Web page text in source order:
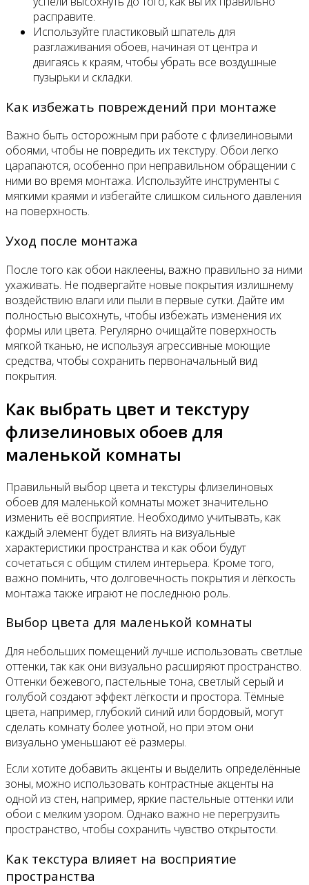
расправите.
Используйте пластиковый шпатель для
разглаживания обоев, начиная от центра и
двигаясь к краям, чтобы убрать все воздушные
пузырьки и складки.
Как избежать повреждений при монтаже
Важно быть осторожным при работе с флизелиновыми
обоями, чтобы не повредить их текстуру. Обои легко
царапаются, особенно при неправильном обращении с
ними во время монтажа. Используйте инструменты с
мягкими краями и избегайте слишком сильного давления
на поверхность.
Уход после монтажа
После того как обои наклеены, важно правильно за ними
ухаживать. Не подвергайте новые покрытия излишнему
воздействию влаги или пыли в первые сутки. Дайте им
полностью высохнуть, чтобы избежать изменения их
формы или цвета. Регулярно очищайте поверхность
мягкой тканью, не используя агрессивные моющие
средства, чтобы сохранить первоначальный вид
покрытия.
Как выбрать цвет и текстуру
флизелиновых обоев для
маленькой комнаты
Правильный выбор цвета и текстуры флизелиновых
обоев для маленькой комнаты может значительно
изменить её восприятие. Необходимо учитывать, как
каждый элемент будет влиять на визуальные
характеристики пространства и как обои будут
сочетаться с общим стилем интерьера. Кроме того,
важно помнить, что долговечность покрытия и лёгкость
монтажа также играют не последнюю роль.
Выбор цвета для маленькой комнаты
Для небольших помещений лучше использовать светлые
оттенки, так как они визуально расширяют пространство.
Оттенки бежевого, пастельные тона, светлый серый и
голубой создают эффект лёгкости и простора. Тёмные
цвета, например, глубокий синий или бордовый, могут
сделать комнату более уютной, но при этом они
визуально уменьшают её размеры.
Если хотите добавить акценты и выделить определённые
зоны, можно использовать контрастные акценты на
одной из стен, например, яркие пастельные оттенки или
обои с мелким узором. Однако важно не перегрузить
пространство, чтобы сохранить чувство открытости.
Как текстура влияет на восприятие
пространства